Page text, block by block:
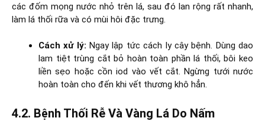
các đốm mọng nước nhỏ trên lá, sau đó lan rộng rất nhanh,
làm lá thối rữa và có mùi hôi đặc trưng.
Cách xử lý: Ngay lập tức cách ly cây bệnh. Dùng dao
lam tiệt trùng cắt bỏ hoàn toàn phần lá thối, bôi keo
liền sẹo hoặc cồn iod vào vết cắt. Ngừng tưới nước
hoàn toàn cho đến khi vết thương khô hẳn.
4.2. Bệnh Thối Rễ Và Vàng Lá Do Nấm